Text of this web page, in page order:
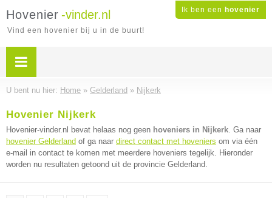
Ik ben een hovenier
Hovenier -vinder.nl
Vind een hovenier bij u in de buurt!
U bent nu hier: Home » Gelderland » Nijkerk
Hovenier Nijkerk
Hovenier-vinder.nl bevat helaas nog geen hoveniers in Nijkerk. Ga naar
hovenier Gelderland of ga naar direct contact met hoveniers om via één
e-mail in contact te komen met meerdere hoveniers tegelijk. Hieronder
worden nu resultaten getoond uit de provincie Gelderland.